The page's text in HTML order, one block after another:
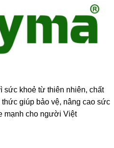
sức khoẻ từ thiên nhiên, chất
giúp bảo vệ, nâng cao sức
mạnh cho người Việt